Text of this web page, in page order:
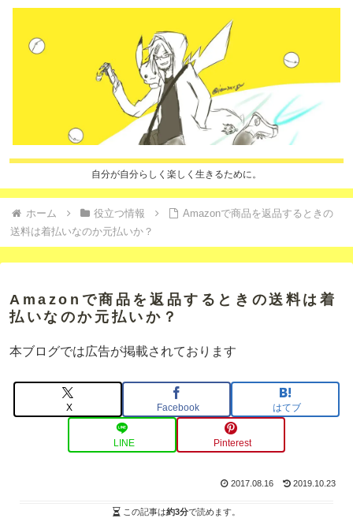
自分が自分らしく楽しく生きるために。
ホーム 役立つ情報
Amazonで商品を返品するときの
送料は着払いなのか元払いか？
Amazonで商品を返品するときの送料は着
払いなのか元払いか？
本ブログでは広告が掲載されております
X Facebook はてブ
LINE Pinterest
2017.08.16 2019.10.23
この記事は約3分で読めます。